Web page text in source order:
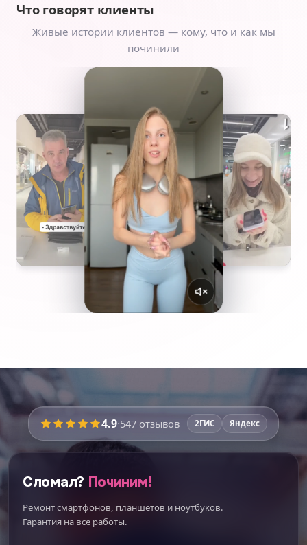
Что говорят клиенты
Живые истории клиентов — кому, что и как мы
починили
4.9·547 отзывов 2ГИС Яндекс
Сломал? Починим!
Ремонт смартфонов, планшетов и ноутбуков.
Гарантия на все работы.